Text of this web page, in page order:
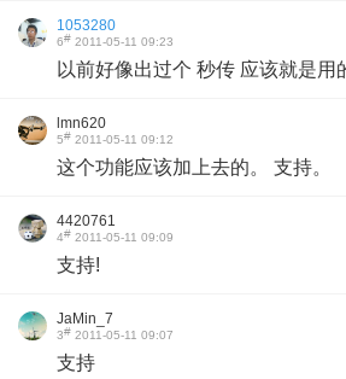
1053280
6# 2011-05-11 09:23
以前好像出过个 秒传 应该就是用
lmn620
5# 2011-05-11 09:12
这个功能应该加上去的。 支持。
4420761
4# 2011-05-11 09:09
支持!
JaMin_7
3# 2011-05-11 09:07
支持